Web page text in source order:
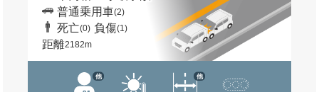
普通乗用車(2)
死亡(0) 負傷(1)
距離2182m
他 他